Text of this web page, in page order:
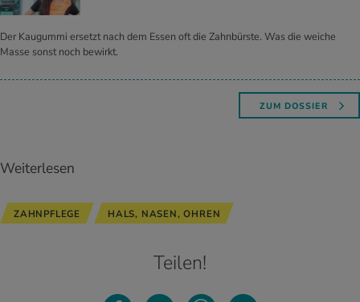
Der Kaugummi ersetzt nach dem Essen oft die Zahnbürste. Was die weiche
Masse sonst noch bewirkt.
ZUM DOSSIER
Weiterlesen
ZAHNPFLEGE HALS, NASEN, OHREN
Teilen!